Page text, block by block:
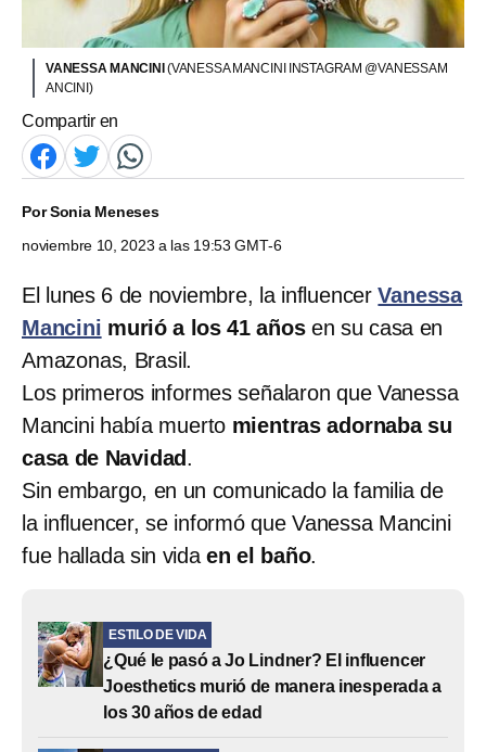
VANESSA MANCINI (VANESSA MANCINI INSTAGRAM @VANESSAM
ANCINI)
Compartir en
PorSonia Meneses
noviembre 10, 2023 a las 19:53 GMT-6
El lunes 6 de noviembre, la influencerVanessa
Mancini murió a los 41 añosen su casa en
Amazonas, Brasil.
Los primeros informes señalaron que Vanessa
Mancini había muerto mientras adornaba su
casa de Navidad .
Sin embargo, en un comunicado la familia de
la influencer, se informó que Vanessa Mancini
fue hallada sin vidaen el baño.
ESTILO DE VIDA
¿Qué le pasó a Jo Lindner? El influencer
Joesthetics murió de manera inesperada a
los 30 años de edad